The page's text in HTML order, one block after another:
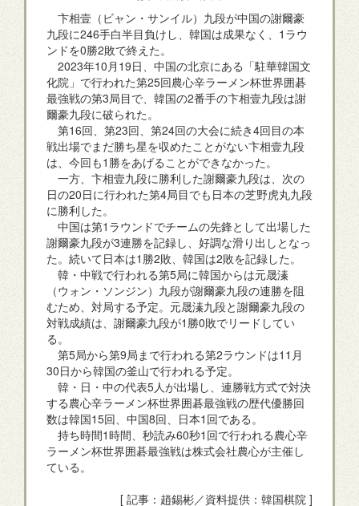
卞相壹（ビャン・サンイル）九段が中国の謝爾豪
九段に246手白半目負けし、韓国は成果なく、1ラウ
ンドを0勝2敗で終えた。
2023年10月19日、中国の北京にある「駐華韓国文
化院」で行われた第25回農心辛ラーメン杯世界囲碁
最強戦の第3局目で、韓国の2番手の卞相壹九段は謝
爾豪九段に破られた。
第16回、第23回、第24回の大会に続き4回目の本
戦出場でまだ勝ち星を収めたことがない卞相壹九段
は、今回も1勝をあげることができなかった。
一方、卞相壹九段に勝利した謝爾豪九段は、次の
日の20日に行われた第4局目でも日本の芝野虎丸九段
に勝利した。
中国は第1ラウンドでチームの先鋒として出場した
謝爾豪九段が3連勝を記録し、好調な滑り出しとなっ
た。続いて日本は1勝2敗、韓国は2敗を記録した。
韓・中戦で行われる第5局に韓国からは元晟溱
（ウォン・ソンジン）九段が謝爾豪九段の連勝を阻
むため、対局する予定。元晟溱九段と謝爾豪九段の
対戦成績は、謝爾豪九段が1勝0敗でリードしてい
る。
第5局から第9局まで行われる第2ラウンドは11月
30日から韓国の釜山で行われる予定。
韓・日・中の代表5人が出場し、連勝戦方式で対決
する農心辛ラーメン杯世界囲碁最強戦の歴代優勝回
数は韓国15回、中国8回、日本1回である。
持ち時間1時間、秒読み60秒1回で行われる農心辛
ラーメン杯世界囲碁最強戦は株式会社農心が主催し
ている。
[ 記事：趙錫彬／資料提供：韓国棋院 ]